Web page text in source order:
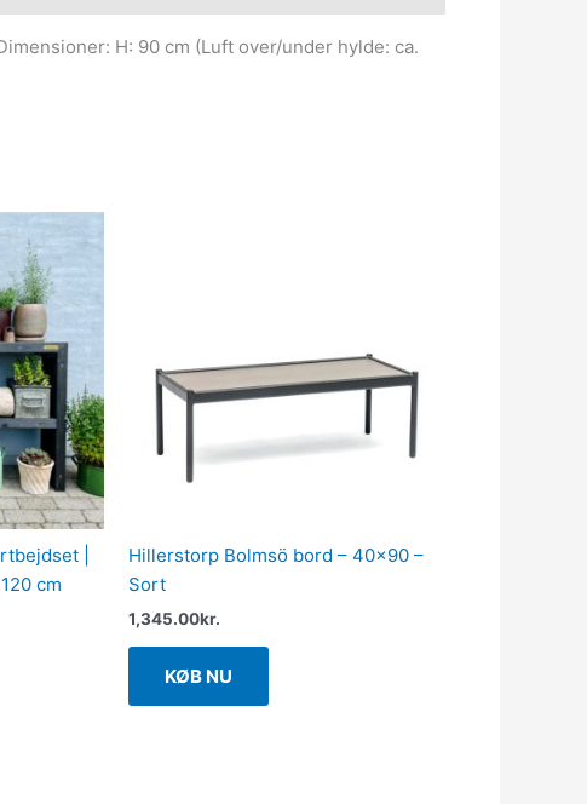
H: 90 cm (Luft over/under hylde: ca.
|
cm
Hillerstorp Bolmsö bord – 40×90 –
Sort
1,345.00kr.
KØB NU